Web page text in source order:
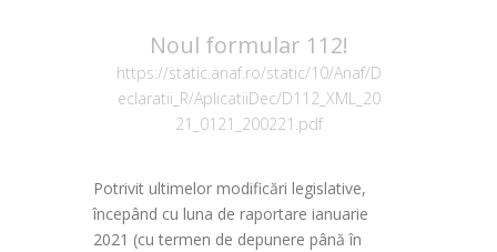
Noul formular 112!
https://static.anaf.ro/static/10/Anaf/D
eclaratii_R/AplicatiiDec/D112_XML_20
21_0121_200221.pdf
Potrivit ultimelor modificări legislative,
începând cu luna de raportare ianuarie
2021 (cu termen de depunere până în